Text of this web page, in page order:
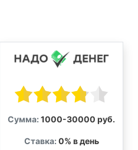
Сумма: 1000-30000 руб.
Ставка: 0% в день